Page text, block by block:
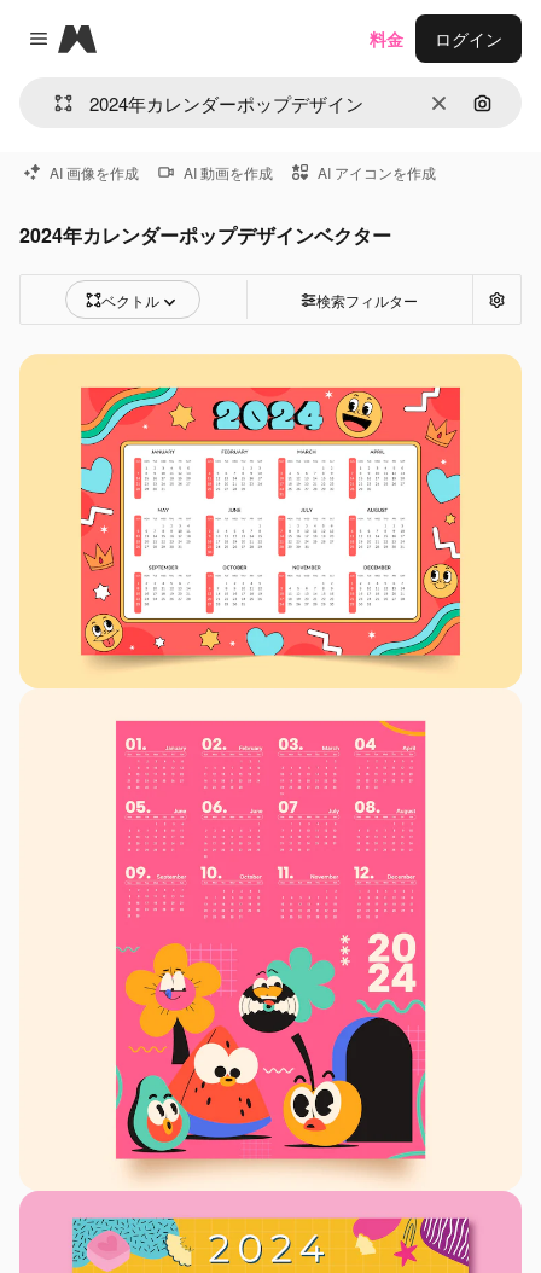
Close menu
Magnific
消去 画像で
料金 ログイン
AI 画像を作成 AI 動画を作成 AI アイコンを作成
2024年カレンダーポップデザインベクター
ベクトル 検索フィルター